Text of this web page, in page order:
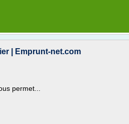
| Emprunt-net.com
permet...